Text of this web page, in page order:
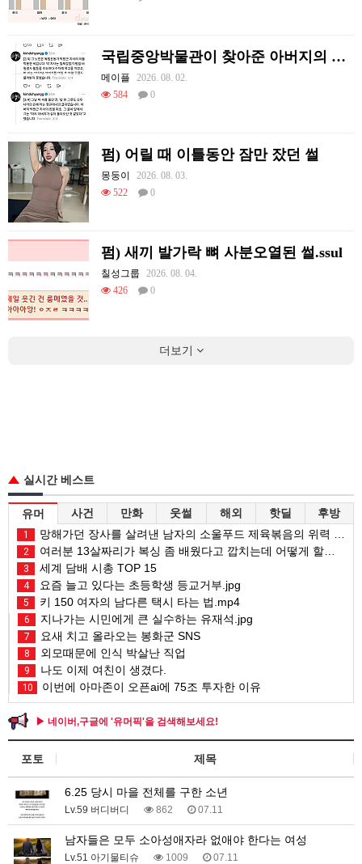
국립중앙박물관이 찾아준 아버지의 흔적
메이플
2026. 08. 02.
584
0
펌) 어릴 때 이틀동안 잠만 잤던 썰
몽둥이
2026. 08. 03.
522
0
펌) 새끼 발가락 뼈 사분오열된 썰.ssul
칠성그룹
2026. 08. 04.
426
0
더보기
실시간 베스트
유머 사건 만화 웃썰 해외 핫딜 후방
1 망해가던 장사를 살려낸 남자의 소울푸드 제육볶음의 위력 ㅋㅋ
2 여러분 13살짜리가 복싱 좀 배웠다고 깝치는데 어떻게 할까요?
3 세계 담배 시총 TOP 15
4 요즘 늘고 있다는 초등학생 등교거부.jpg
5 키 150 여자의 남다른 택시 타는 법.mp4
6 지나가는 시민에게 큰 실수하는 유재석.jpg
7 요새 치고 올라오는 봉화군 SNS
8 외모때문에 인식 박살난 직업
9 나도 이제 여친이 생겼다.
10 이번에 아마존이 오픈ai에 75조 투자한 이유
▶ 네이버,구글에 '유머픽'을 검색해보세요!
포토 제목
6.25 당시 마을 전체를 구한 소년
Lv.59 버디버디 862 07.11
남자들은 모두 소아성애자라 없애야 한다는 여성
Lv.51 아기물티슈 1009 07.11